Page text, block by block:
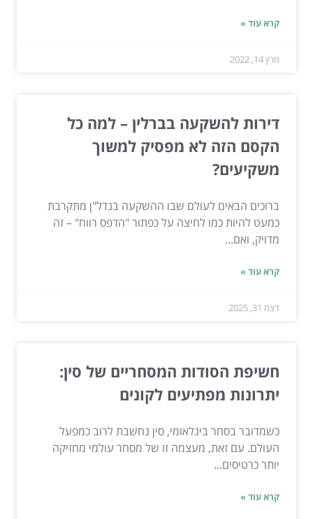
קרא עוד »
מרץ 14, 2022
דירות להשקעה בברלין – למה כל
הקסם הזה לא מפסיק למשוך
משקיעים?
ברוכים הבאים לעולם שבו ההשקעה בנדל"ן מתקרבת
כמעט להיות כמו לחיצה על כפתור "הדפס רווח" – זה
מדויק, ואם...
קרא עוד »
דצמ 31, 2025
חשיפת הסודות המסחריים של סין:
יתרונות מפתיעים לקונים
כשמדובר בסחר בינלאומי, סין נחשבת לרוב כמפעל
העולם. עם זאת, מעצמה זו של מסחר עולמי מחזיקה
יותר כרטיסים...
קרא עוד »